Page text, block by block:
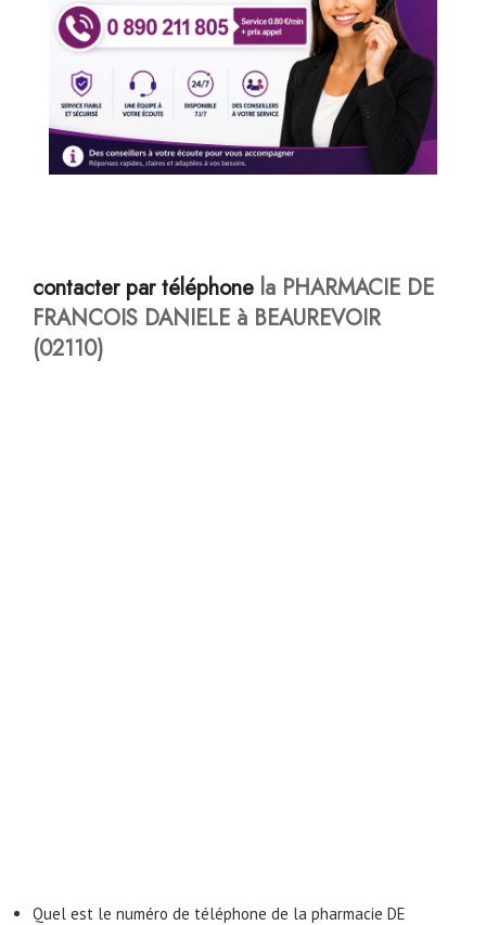
contacter par téléphone la PHARMACIE DE
FRANCOIS DANIELE à BEAUREVOIR
(02110)
Quel est le numéro de téléphone de la pharmacie DE